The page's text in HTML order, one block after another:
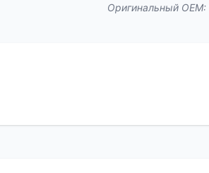
Оригинальный OEM: